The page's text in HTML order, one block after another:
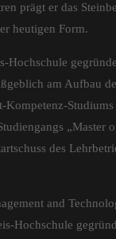
prägt er das
heutigen Form.
Hochschule
am Aufbau
Kompetenz-
„Master
des
and
Hochschule